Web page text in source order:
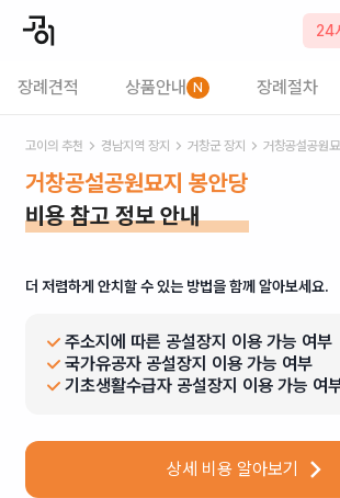
24
장례견적 상품안내 N 장례절차
고이의 추천 경남지역 장지 거창군 장지 거창공설공원
거창공설공원묘지 봉안당
비용 참고 정보 안내
더 저렴하게 안치할 수 있는 방법을 함께 알아보세요.
주소지에 따른 공설장지 이용 가능 여부
국가유공자 공설장지 이용 가능 여부
기초생활수급자 공설장지 이용 가능 여
상세 비용 알아보기